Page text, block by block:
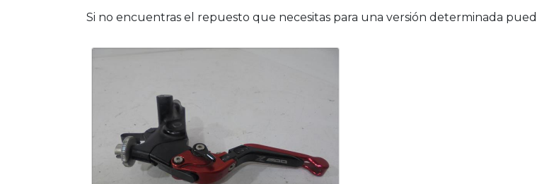
MotoresSi no encuentras el repuesto que necesitas para una versión determinada